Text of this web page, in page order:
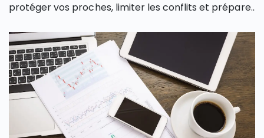
protéger vos proches, limiter les conflits et préparer